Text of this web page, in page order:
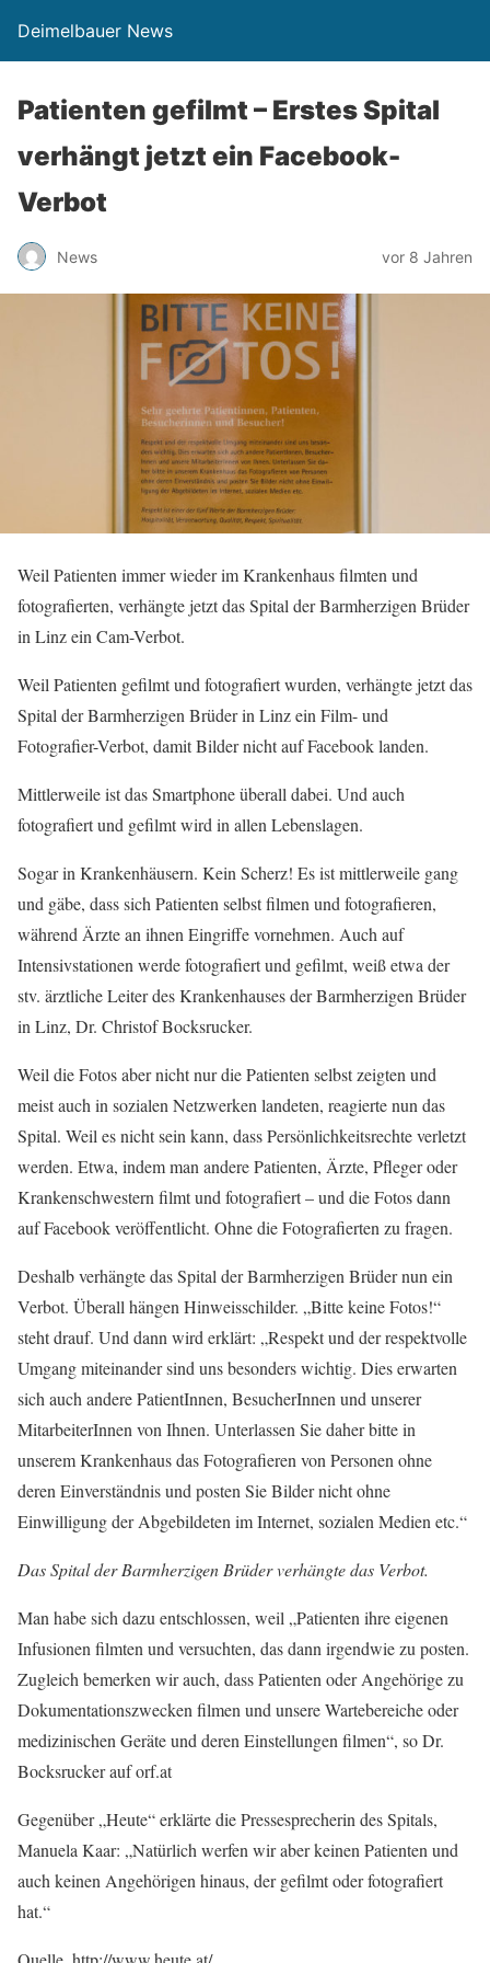
Deimelbauer News
Patienten gefilmt – Erstes Spital
verhängt jetzt ein Facebook-
Verbot
News vor 8 Jahren
Weil Patienten immer wieder im Krankenhaus filmten und
fotografierten, verhängte jetzt das Spital der Barmherzigen Brüder
in Linz ein Cam-Verbot.
Weil Patienten gefilmt und fotografiert wurden, verhängte jetzt das
Spital der Barmherzigen Brüder in Linz ein Film- und
Fotografier-Verbot, damit Bilder nicht auf Facebook landen.
Mittlerweile ist das Smartphone überall dabei. Und auch
fotografiert und gefilmt wird in allen Lebenslagen.
Sogar in Krankenhäusern. Kein Scherz! Es ist mittlerweile gang
und gäbe, dass sich Patienten selbst filmen und fotografieren,
während Ärzte an ihnen Eingriffe vornehmen. Auch auf
Intensivstationen werde fotografiert und gefilmt, weiß etwa der
stv. ärztliche Leiter des Krankenhauses der Barmherzigen Brüder
in Linz, Dr. Christof Bocksrucker.
Weil die Fotos aber nicht nur die Patienten selbst zeigten und
meist auch in sozialen Netzwerken landeten, reagierte nun das
Spital. Weil es nicht sein kann, dass Persönlichkeitsrechte verletzt
werden. Etwa, indem man andere Patienten, Ärzte, Pfleger oder
Krankenschwestern filmt und fotografiert – und die Fotos dann
auf Facebook veröffentlicht. Ohne die Fotografierten zu fragen.
Deshalb verhängte das Spital der Barmherzigen Brüder nun ein
Verbot. Überall hängen Hinweisschilder. „Bitte keine Fotos!“
steht drauf. Und dann wird erklärt: „Respekt und der respektvolle
Umgang miteinander sind uns besonders wichtig. Dies erwarten
sich auch andere PatientInnen, BesucherInnen und unserer
MitarbeiterInnen von Ihnen. Unterlassen Sie daher bitte in
unserem Krankenhaus das Fotografieren von Personen ohne
deren Einverständnis und posten Sie Bilder nicht ohne
Einwilligung der Abgebildeten im Internet, sozialen Medien etc.“
Das Spital der Barmherzigen Brüder verhängte das Verbot.
Man habe sich dazu entschlossen, weil „Patienten ihre eigenen
Infusionen filmten und versuchten, das dann irgendwie zu posten.
Zugleich bemerken wir auch, dass Patienten oder Angehörige zu
Dokumentationszwecken filmen und unsere Wartebereiche oder
medizinischen Geräte und deren Einstellungen filmen“, so Dr.
Bocksrucker auf orf.at
Gegenüber „Heute“ erklärte die Pressesprecherin des Spitals,
Manuela Kaar: „Natürlich werfen wir aber keinen Patienten und
auch keinen Angehörigen hinaus, der gefilmt oder fotografiert
hat.“